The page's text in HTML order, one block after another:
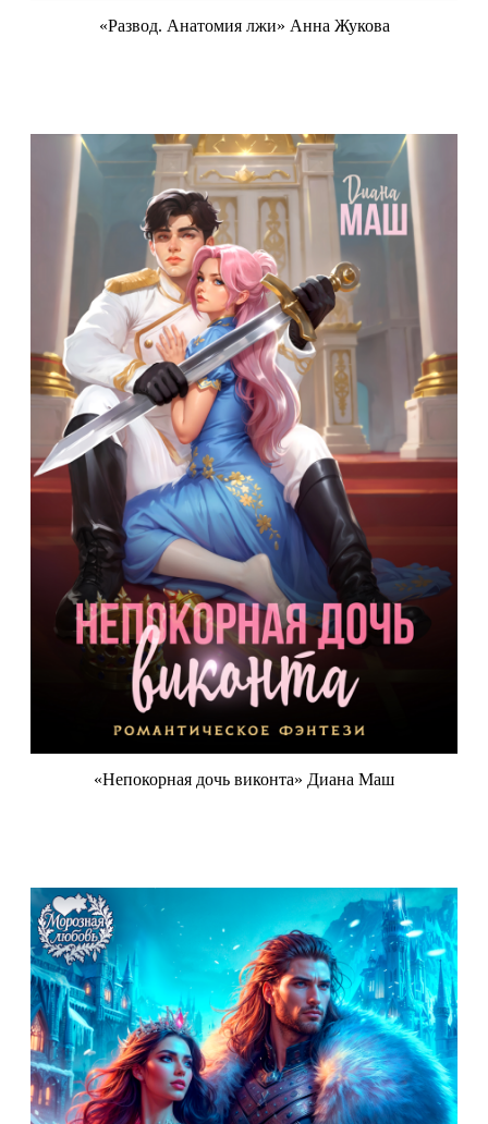
«Развод. Анатомия лжи» Анна Жукова
«Непокорная дочь виконта» Диана Маш